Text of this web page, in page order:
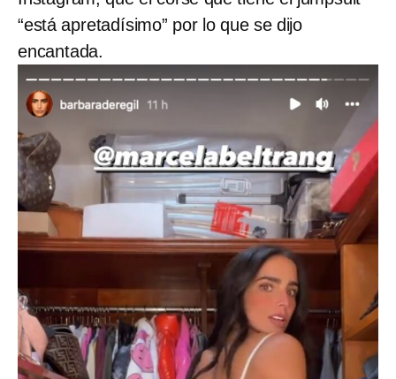
“está apretadísimo” por lo que se dijo
encantada.